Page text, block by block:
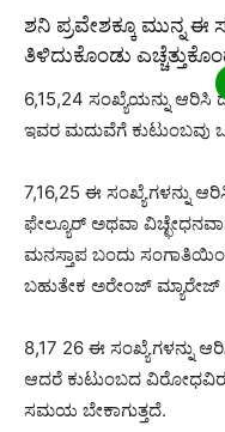
ಶನಿ ಪ್ರವೇಶಕ್ಕೂ ಮುನ್ನ ಈ
ತಿಳಿದುಕೊಂಡು
6,15,24 ಸಂಖ್ಯೆಯನ್ನು ಆರಿಸಿ
ಇವರ ಮದುವೆಗೆ ಕುಟುಂಬವು
7,16,25 ಈ ಸಂಖ್ಯೆಗಳನ್ನು
ಫೇಲ್ಯೂರ್ ಅಥವಾ
ಮನಸ್ತಾಪ ಬಂದು
ಬಹುತೇಕ ಅರೇಂಜ್ ಮ್ಯಾರೇಜ್
8,17 26 ಈ ಸಂಖ್ಯೆಗಳನ್ನು
ಆದರೆ ಕುಟುಂಬದ
ಸಮಯ ಬೇಕಾಗುತ್ತದೆ.